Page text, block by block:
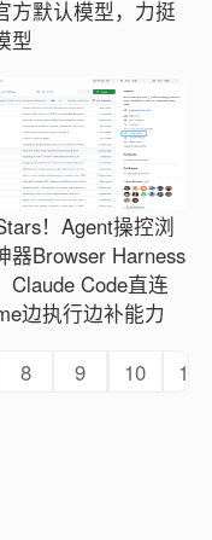
方默认模型，力挺
型
！Agent操控浏
器Browser Harness
Claude Code直连
边执行边补能力
8 9 10 11